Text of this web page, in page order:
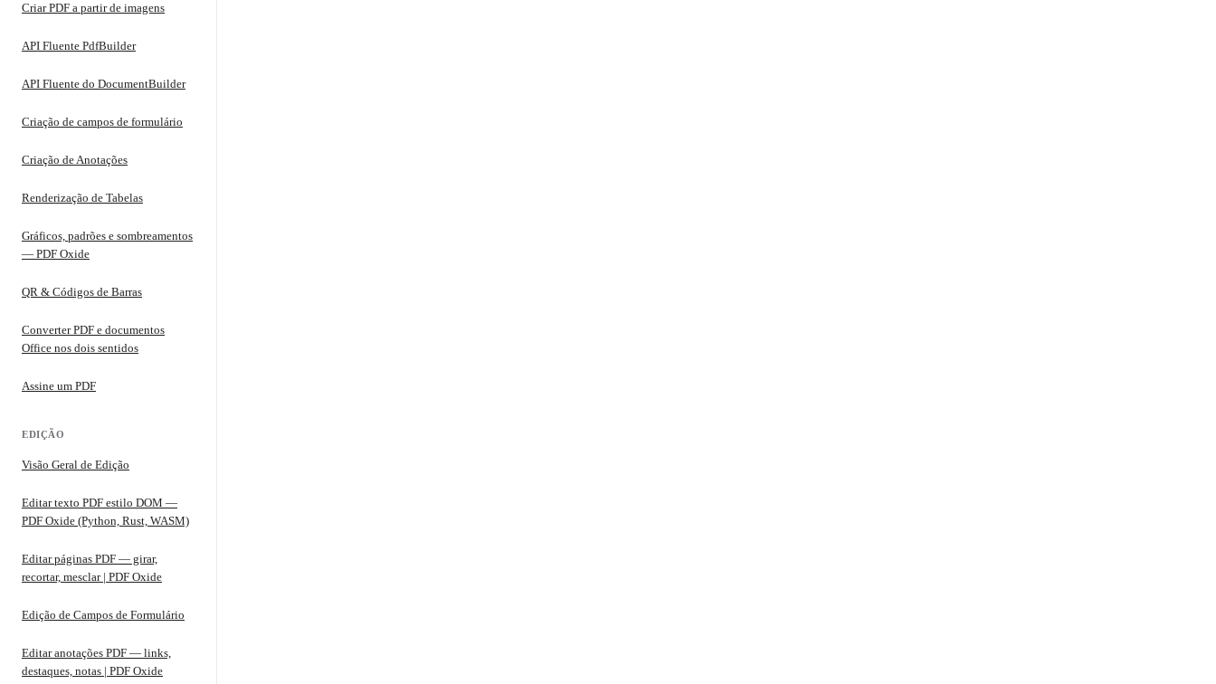
Criar PDF a partir de imagens
API Fluente PdfBuilder
API Fluente do DocumentBuilder
Criação de campos de formulário
Criação de Anotações
Renderização de Tabelas
Gráficos, padrões e sombreamentos
— PDF Oxide
QR & Códigos de Barras
Converter PDF e documentos
Office nos dois sentidos
Assine um PDF
EDIÇÃO
Visão Geral de Edição
Editar texto PDF estilo DOM —
PDF Oxide (Python, Rust, WASM)
Editar páginas PDF — girar,
recortar, mesclar | PDF Oxide
Edição de Campos de Formulário
Editar anotações PDF — links,
destaques, notas | PDF Oxide